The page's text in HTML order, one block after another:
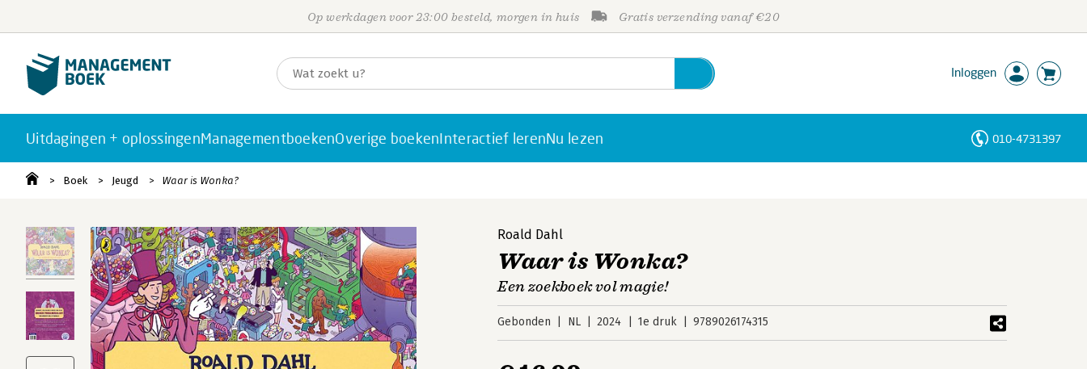
Op werkdagen voor 23:00 besteld, morgen in huis Gratis verzending vanaf €20
Inloggen
Uitdagingen + oplossingenManagementboekenOverige boekenInteractief lerenNu lezen 010-4731397
Boek Jeugd Waar is Wonka?
Roald Dahl
Waar is Wonka?
Een zoekboek vol magie!
Gebonden NL 2024 1e druk 9789026174315
Personen